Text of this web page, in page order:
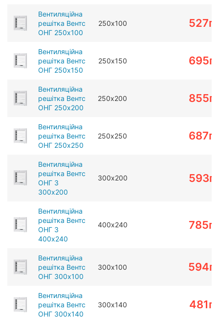
Вентиляційна
решітка Вентс
ОНГ 250х100
250х100 527
Вентиляційна
решітка Вентс
ОНГ 250х150
250х150 695
Вентиляційна
решітка Вентс
ОНГ 250х200
250х200 855
Вентиляційна
решітка Вентс
ОНГ 250х250
250х250 687
Вентиляційна
решітка Вентс
ОНГ 3
300х200
300х200 593
Вентиляційна
решітка Вентс
ОНГ 3
400х240
400х240 785
Вентиляційна
решітка Вентс
ОНГ 300х100
300х100 594
Вентиляційна
решітка Вентс
ОНГ 300х140
300х140 481